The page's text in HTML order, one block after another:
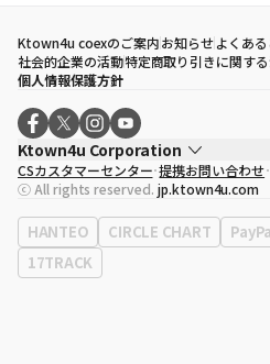
Ktown4u coexのご案内お知らせよくあ
社会的企業の活動特定商取り引きに関す
個人情報保護方針
Ktown4u Corporation
代表取締役
ソン・ヒョミン
事業者登録番号120-87-71116
eContext
0120-23-7523
事務所住所
ソウル特別市江南区永東
CSカスタマーセンター 提携お問い合わせ
ⓒ All rights reserved. jp.ktown4u.com
HANTEO CIRCLE CHART
17TRACK